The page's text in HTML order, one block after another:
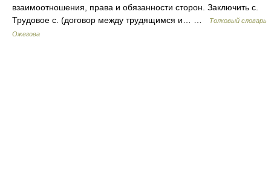
взаимоотношения, права и обязанности сторон. Заключить с.
Трудовое с. (договор между трудящимся и… …
Толковый словарь
Ожегова